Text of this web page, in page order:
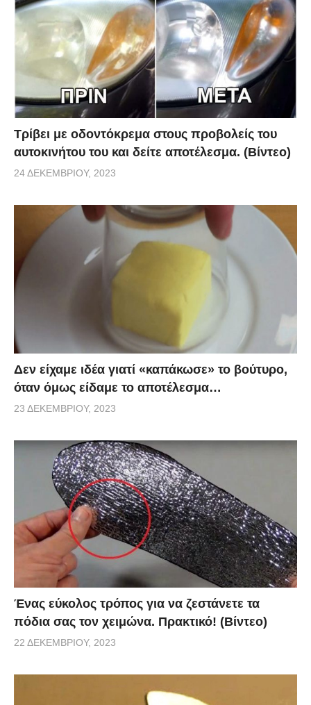
Τρίβει με οδοντόκρεμα στους προβολείς του
αυτοκινήτου του και δείτε αποτέλεσμα. (Βίντεο)
24 ΔΕΚΕΜΒΡΊΟΥ, 2023
Δεν είχαμε ιδέα γιατί «καπάκωσε» το βούτυρο,
όταν όμως είδαμε το αποτέλεσμα…
23 ΔΕΚΕΜΒΡΊΟΥ, 2023
Ένας εύκολος τρόπος για να ζεστάνετε τα
πόδια σας τον χειμώνα. Πρακτικό! (Βίντεο)
22 ΔΕΚΕΜΒΡΊΟΥ, 2023